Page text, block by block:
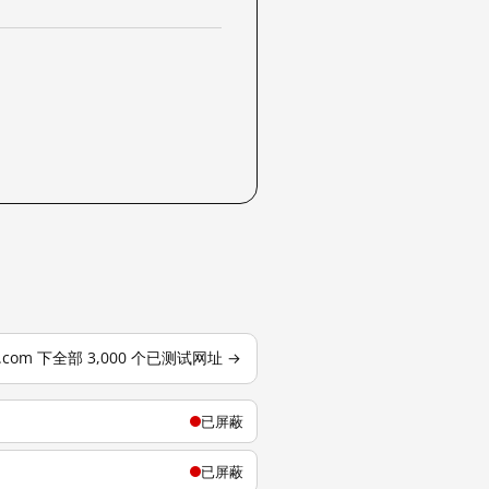
下全部 3,000 个已测试网址 →
已屏蔽
已屏蔽